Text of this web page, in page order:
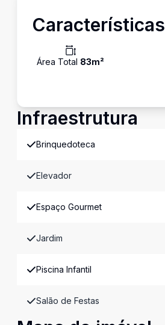
Características
Área Total 83m²
Infraestrutura
Brinquedoteca
Elevador
Espaço Gourmet
Jardim
Piscina Infantil
Salão de Festas